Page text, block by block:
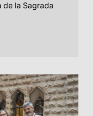
de la Sagrada